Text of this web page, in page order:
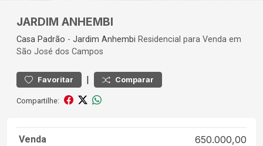
JARDIM ANHEMBI
Casa Padrão - Jardim Anhembi Residencial para Venda em
São José dos Campos
Favoritar | Comparar
Compartilhe:
Venda 650.000,00